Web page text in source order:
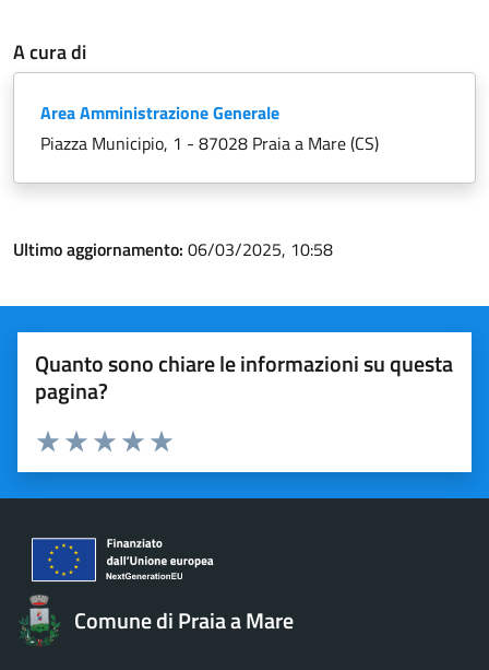
A cura di
Area Amministrazione Generale
Piazza Municipio, 1 - 87028 Praia a Mare (CS)
Ultimo aggiornamento: 06/03/2025, 10:58
Quanto sono chiare le informazioni su questa
pagina?
Valuta 5 stelle su 5
Valuta 4 stelle su 5
Valuta 3 stelle su 5
Valuta 2 stelle su 5
Valuta 1 stelle su 5
Comune di Praia a Mare